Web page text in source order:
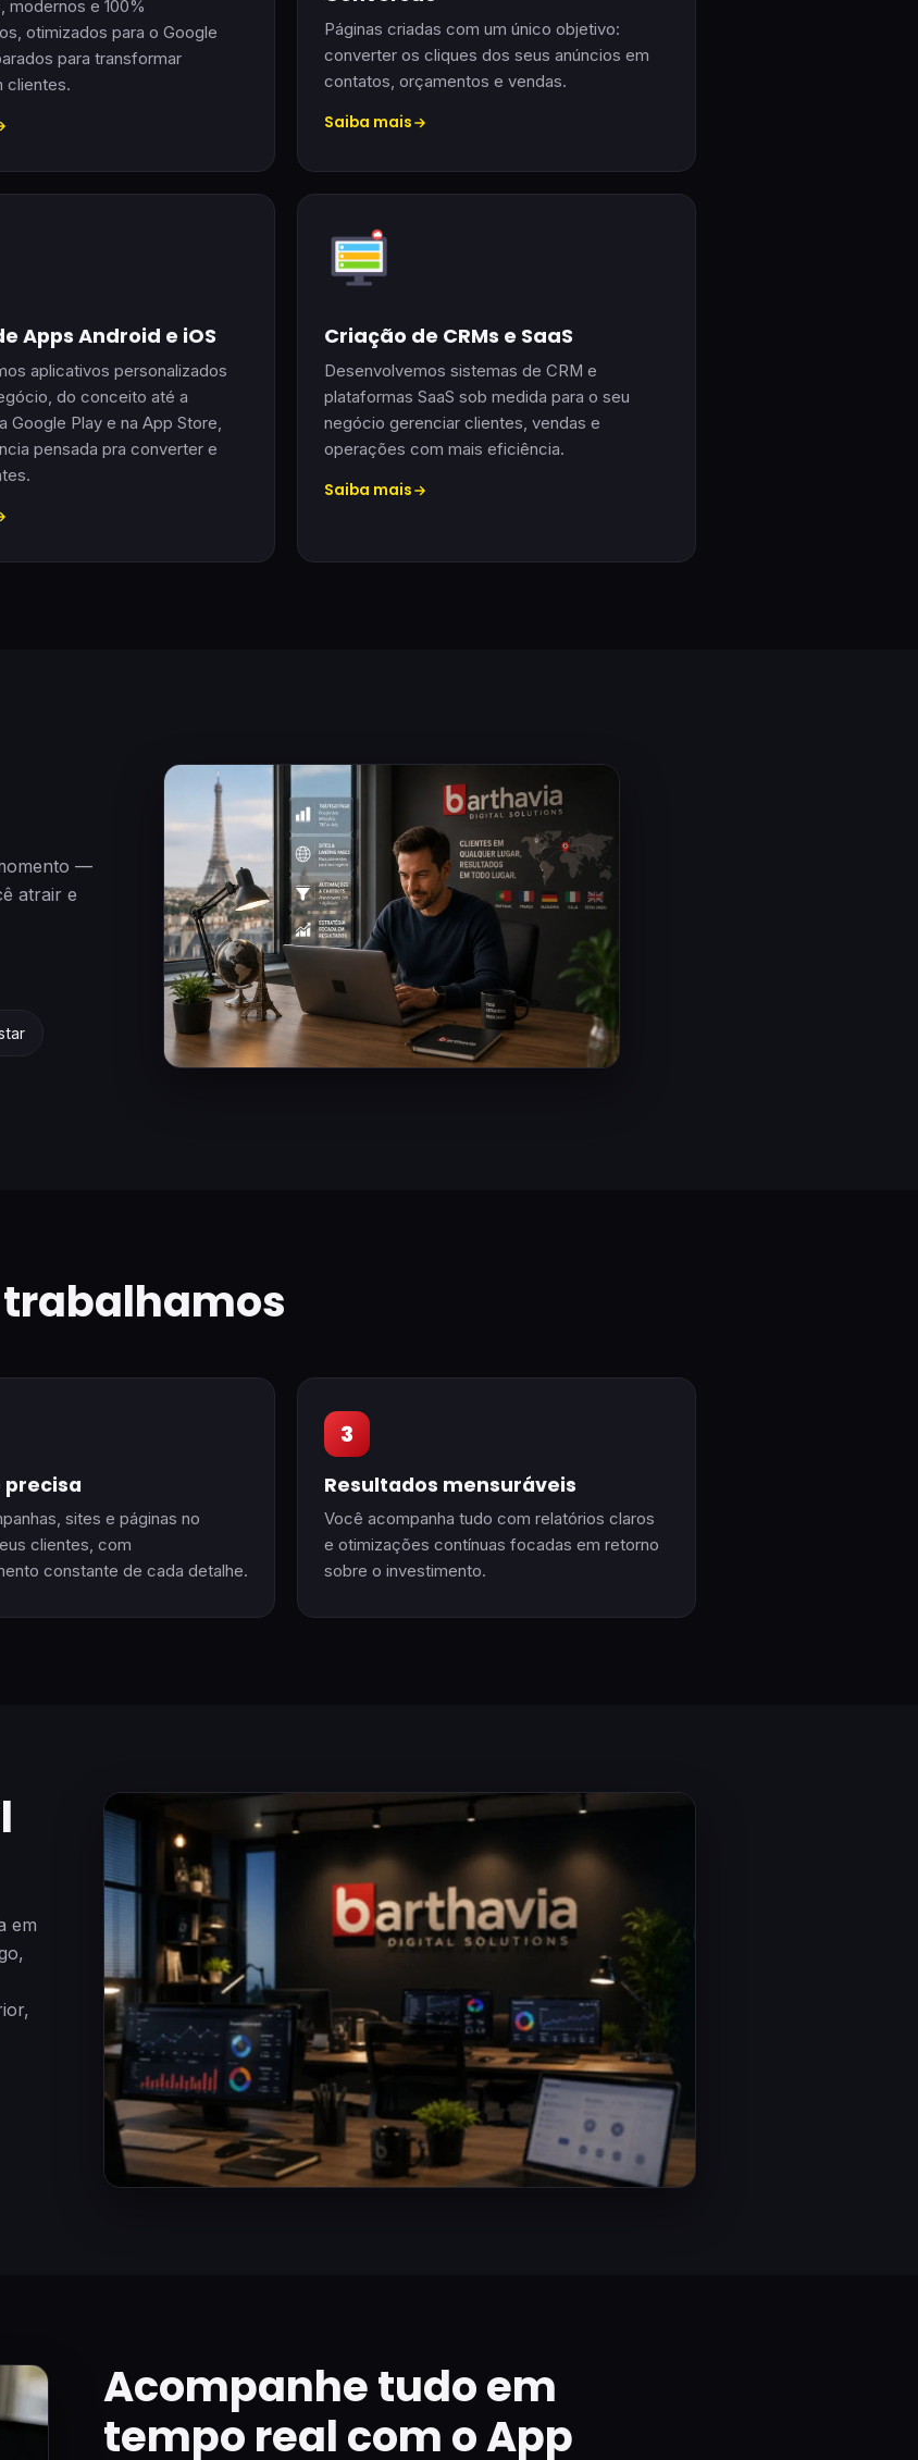
modernos e 100%
otimizados para o Google
para transformar
clientes.
Páginas criadas com um único objetivo:
converter os cliques dos seus anúncios em
contatos, orçamentos e vendas.
Saiba mais
Apps Android e iOS
aplicativos personalizados
do conceito até a
Google Play e na App Store,
pensada pra converter e
Criação de CRMs e SaaS
Desenvolvemos sistemas de CRM e
plataformas SaaS sob medida para o seu
negócio gerenciar clientes, vendas e
operações com mais eficiência.
Saiba mais
—
atrair e
precisa
sites e páginas no
clientes, com
constante de cada detalhe.
3
Resultados mensuráveis
Você acompanha tudo com relatórios claros
e otimizações contínuas focadas em retorno
sobre o investimento.
em
Acompanhe tudo em
tempo real com o App